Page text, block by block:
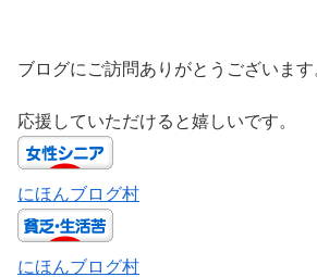
ブログにご訪問ありがとうございます
応援していただけると嬉しいです。
にほんブログ村
にほんブログ村